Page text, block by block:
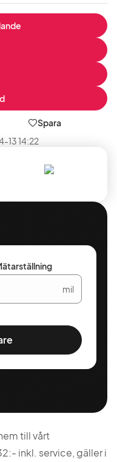
Spara
13 14:22
mil
till vårt
inkl. service, gäller i